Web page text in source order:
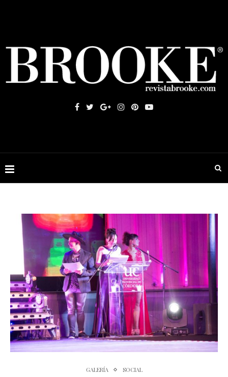
GALERÍA SOCIAL